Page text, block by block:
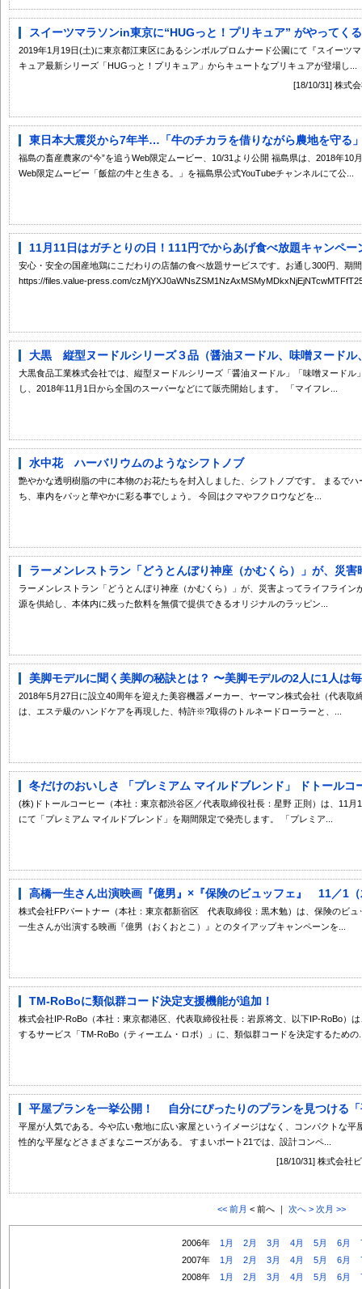
スイーツマラソンin東京に“HUGっと！プリキュア” がやってく
2019年1月19日(土)に東京都江東区にあるシンボルプロムナード公園にて『スイーツ
キュア最新シリーズ「HUGっと！プリキュア」からキュートなプリキュアが登場し...
[18/10/31] 株式
東日本大震災から7年半…「牛のチカラを借りながら農地を守る
福島の畜産農家の“今”を追うWeb限定ムービー、10/31より公開 福島県は、2018年10
Web限定ムービー「飯舘の牛と生きる。」を福島県公式YouTubeチャンネルにて公...
11月11日はガチとりの日！111円でからあげ食べ放題キャンペ
安心・安全の国産地鶏にこだわりの店舗の食べ放題サービスです。お通し300円、期
https://files.value-press.com/
大黒 縦型ヌードルシリーズ３品（醤油ヌードル、味噌ヌードル
大黒食品工業株式会社では、縦型ヌードルシリーズ「醤油ヌードル」「味噌ヌードル
し、2018年11月1日から全国のスーパーなどにて販売開始します。 「マイフレ...
水中花 ハーバリウムのようなシフトノブ
艶やかな透明樹脂の中に本物のお花たちを封入しました、シフトノブです。 まるで
ち、車内をパッと華やかに彩る事でしょう。 今回はクマやフクロウなどを...
ラーメンレストラン「どうとんぼり神座（かむくら）」が、災害
ラーメンレストラン「どうとんぼり神座（かむくら）」が、災害よってライフライ
源を供給し、本体内に残った飲料を無償で提供できるオリジナルのラッピン...
美脚モデルに聞く美脚の秘訣とは？ 〜美脚モデルの2人に1人は
2018年5月27日に設立40周年を迎えた美容機器メーカー、ヤーマン株式会社（代表取
は、エステ級のハンドケアを再現した、特許※?取得のトルネードローラーと、...
冬だけのおいしさ 「プレミアム マイルドブレンド」 ドトールコ
(株)ドトールコーヒー（本社：東京都渋谷区／代表取締役社長：星野 正則）は、11
にて「プレミアム マイルドブレンド」を期間限定で発売します。 「プレミア...
高橋一生さん出演映画『億男』×『保険のビュッフェ』 11／1
株式会社FPパートナー（本社：東京都新宿区 代表取締役：黒木勉）は、保険のビ
一生さんが出演する映画『億男（おくおとこ）』とのタイアップキャンペーンを...
TM-RoBoに類似群コード決定支援機能が追加！
株式会社IP-RoBo（本社：東京都港区、代表取締役社長：岩原将文、以下IP-RoBo）
するサービス「TM-RoBo（ティーエム・ロボ）」に、類似群コードを決定するための
平屋プランを一挙公開！ 自分にぴったりのプランを見つける
平屋が人気である。今や広い敷地に広い家屋というイメージはなく、コンパクトな
性的な平屋などさまざまなニーズがある。 すまいポート21では、設計コンペ...
[18/10/31] 株式会社
<< 前月 < 前へ ｜ 次へ > 次月 >>
2006年 1月 2月 3月 4月 5月 6月
2007年
1月 2月 3月 4月 5月 6月
2008年
1月 2月 3月 4月 5月 6月